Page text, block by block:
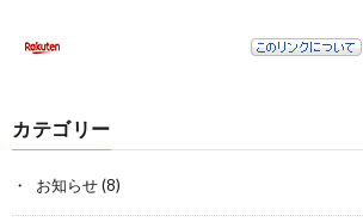
カテゴリー
お知らせ(8)